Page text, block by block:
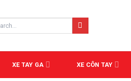
XE TAY GA XE CÔN TAY